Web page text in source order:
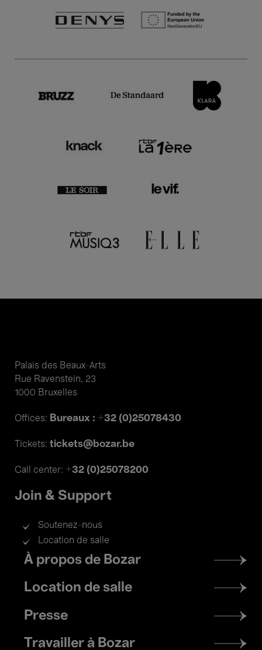
Palais des Beaux-Arts
Rue Ravenstein, 23
1000 Bruxelles
Offices: Bureaux : +32 (0)25078430
Tickets: tickets@bozar.be
Call center: +32 (0)25078200
Join & Support
Soutenez-nous
Location de salle
Footer
menu
À propos de Bozar
Location de salle
Presse
Travailler à Bozar